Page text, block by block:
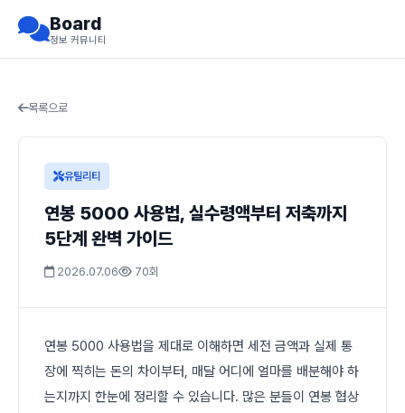
Board
정보 커뮤니티
목록으로
유틸리티
연봉 5000 사용법, 실수령액부터 저축까지
5단계 완벽 가이드
2026.07.06 70회
연봉 5000 사용법을 제대로 이해하면 세전 금액과 실제 통
장에 찍히는 돈의 차이부터, 매달 어디에 얼마를 배분해야 하
는지까지 한눈에 정리할 수 있습니다. 많은 분들이 연봉 협상